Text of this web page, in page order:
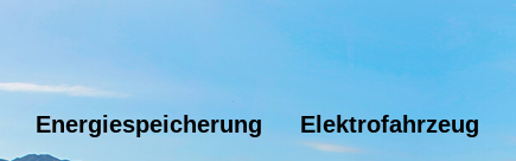
Energiespeicherung Elektrofahrzeug